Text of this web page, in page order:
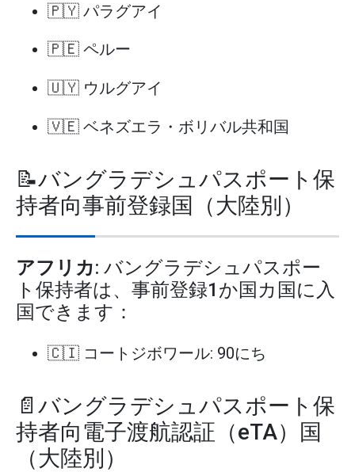
🇵🇾 パラグアイ
🇵🇪 ペルー
🇺🇾 ウルグアイ
🇻🇪 ベネズエラ・ボリバル共和国
📝バングラデシュパスポート保
持者向事前登録国（大陸別）
アフリカ: バングラデシュパスポー
ト保持者は、事前登録1か国カ国に入
国できます：
🇨🇮 コートジボワール: 90にち
📄バングラデシュパスポート保
持者向電子渡航認証（eTA）国
（大陸別）